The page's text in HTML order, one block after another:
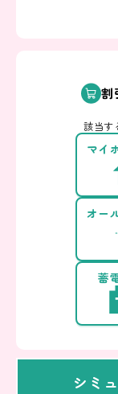
割
該当す
マイ
オー
蓄
シミ